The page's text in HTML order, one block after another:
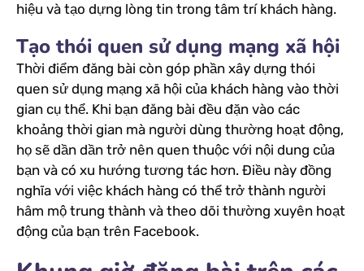
hiệu và tạo dựng lòng tin trong tâm trí khách hàng.
Tạo thói quen sử dụng mạng xã hội
Thời điểm đăng bài còn góp phần xây dựng thói
quen sử dụng mạng xã hội của khách hàng vào thời
gian cụ thể. Khi bạn đăng bài đều đặn vào các
khoảng thời gian mà người dùng thường hoạt động,
họ sẽ dần dần trở nên quen thuộc với nội dung của
bạn và có xu hướng tương tác hơn. Điều này đồng
nghĩa với việc khách hàng có thể trở thành người
hâm mộ trung thành và theo dõi thường xuyên hoạt
động của bạn trên Facebook.